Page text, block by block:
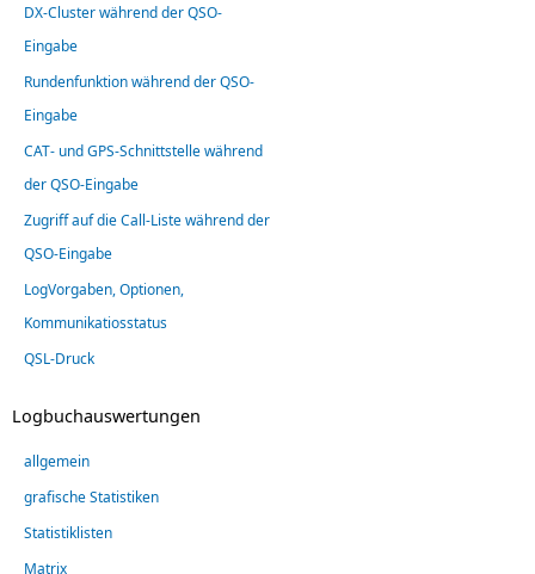
DX-Cluster während der QSO-
Eingabe
Rundenfunktion während der QSO-
Eingabe
CAT- und GPS-Schnittstelle während
der QSO-Eingabe
Zugriff auf die Call-Liste während der
QSO-Eingabe
LogVorgaben, Optionen,
Kommunikatiosstatus
QSL-Druck
Logbuchauswertungen
allgemein
grafische Statistiken
Statistiklisten
Matrix